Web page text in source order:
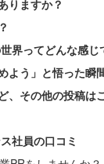
りますか？
界ってどんな感じ
よう」と悟った瞬
その他の投稿は
社員の口コミ